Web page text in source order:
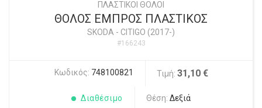
ΠΛΑΣΤΙΚΟΙ ΘΟΛΟΙ
ΘΟΛΟΣ ΕΜΠΡΟΣ ΠΛΑΣΤΙΚΟΣ
SKODA - CITIGO (2017-)
#166243
Κωδικός: 748100821 Τιμή: 31,10 €
Διαθέσιμο Θέση: Δεξιά